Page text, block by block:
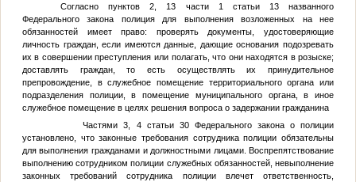
Согласно пунктов 2, 13 части 1 статьи 13 названного
Федерального закона полиция для выполнения возложенных на нее
обязанностей имеет право: проверять документы, удостоверяющие
личность граждан, если имеются данные, дающие основания подозревать
их в совершении преступления или полагать, что они находятся в розыске;
доставлять граждан, то есть осуществлять их принудительное
препровождение, в служебное помещение территориального органа или
подразделения полиции, в помещение муниципального органа, в иное
служебное помещение в целях решения вопроса о задержании гражданина
Частями 3, 4 статьи 30 Федерального закона о полиции
установлено, что законные требования сотрудника полиции обязательны
для выполнения гражданами и должностными лицами. Воспрепятствование
выполнению сотрудником полиции служебных обязанностей, невыполнение
законных требований сотрудника полиции влечет ответственность,